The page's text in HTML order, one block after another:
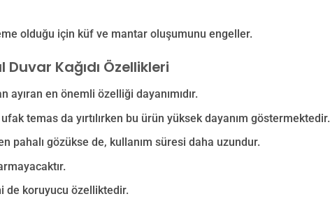
olduğu için küf ve mantar oluşumunu engeller.
Kağıdı Özellikleri
ayıran en önemli özelliği dayanımıdır.
temas da yırtılırken bu ürün yüksek dayanım göstermektedir.
pahalı gözükse de, kullanım süresi daha uzundur.
de koruyucu özelliktedir.